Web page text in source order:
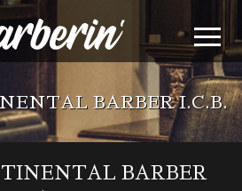
BARBER I.C.B.
BARBER